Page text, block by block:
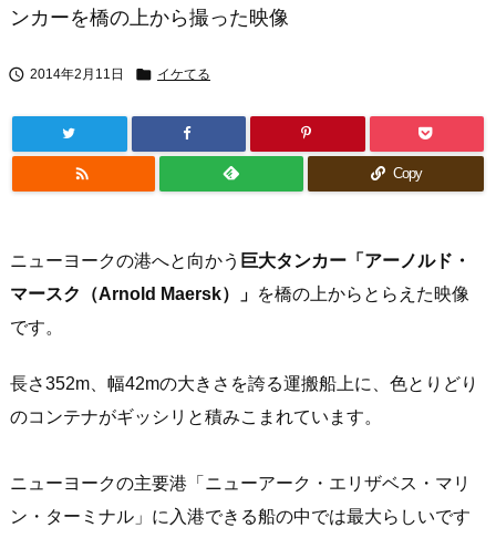
ンカーを橋の上から撮った映像
 2014年2月11日  イケてる
 Copy
ニューヨークの港へと向かう 巨大タンカー「アーノルド・
マースク（Arnold Maersk）」 を橋の上からとらえた映像
です。
長さ352m、幅42mの大きさを誇る運搬船上に、色とりどり
のコンテナがギッシリと積みこまれています。
ニューヨークの主要港「ニューアーク・エリザベス・マリ
ン・ターミナル」に入港できる船の中では最大らしいです